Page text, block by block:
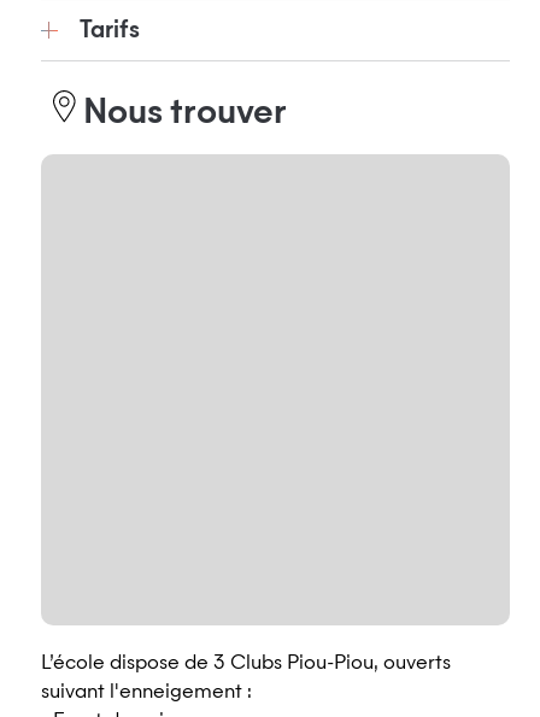
Tarifs
Nous trouver
L’école dispose de 3 Clubs Piou-Piou, ouverts
suivant l'enneigement :